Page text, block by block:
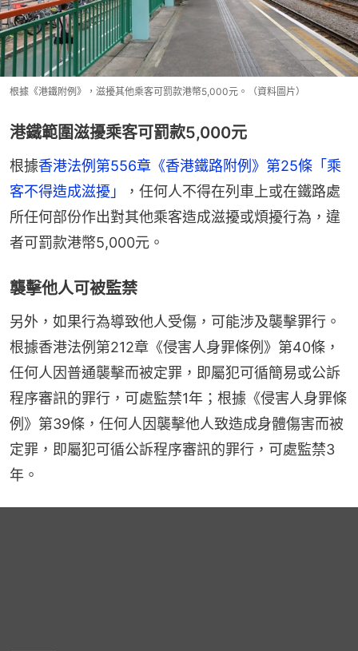
根據《港鐵附例》，滋擾其他乘客可罰款港幣5,000元。（資料圖片）
港鐵範圍滋擾乘客可罰款5,000元
根據香港法例第556章《香港鐵路附例》第25條「乘
客不得造成滋擾」
，任何人不得在列車上或在鐵路處
所任何部份作出對其他乘客造成滋擾或煩擾行為，違
者可罰款港幣5,000元。
襲擊他人可被監禁
另外，如果行為導致他人受傷，可能涉及襲擊罪行。
根據香港法例第212章《侵害人身罪條例》第40條，
任何人因普通襲擊而被定罪，即屬犯可循簡易或公訴
程序審訊的罪行，可處監禁1年；根據《侵害人身罪條
例》第39條，任何人因襲擊他人致造成身體傷害而被
定罪，即屬犯可循公訴程序審訊的罪行，可處監禁3
年。